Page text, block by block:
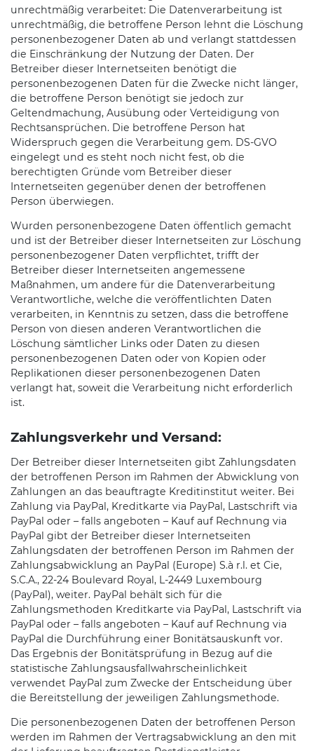
unrechtmäßig verarbeitet: Die Datenverarbeitung ist
unrechtmäßig, die betroffene Person lehnt die Löschung
personenbezogener Daten ab und verlangt stattdessen
die Einschränkung der Nutzung der Daten. Der
Betreiber dieser Internetseiten benötigt die
personenbezogenen Daten für die Zwecke nicht länger,
die betroffene Person benötigt sie jedoch zur
Geltendmachung, Ausübung oder Verteidigung von
Rechtsansprüchen. Die betroffene Person hat
Widerspruch gegen die Verarbeitung gem. DS-GVO
eingelegt und es steht noch nicht fest, ob die
berechtigten Gründe vom Betreiber dieser
Internetseiten gegenüber denen der betroffenen
Person überwiegen.
Wurden personenbezogene Daten öffentlich gemacht
und ist der Betreiber dieser Internetseiten zur Löschung
personenbezogener Daten verpflichtet, trifft der
Betreiber dieser Internetseiten angemessene
Maßnahmen, um andere für die Datenverarbeitung
Verantwortliche, welche die veröffentlichten Daten
verarbeiten, in Kenntnis zu setzen, dass die betroffene
Person von diesen anderen Verantwortlichen die
Löschung sämtlicher Links oder Daten zu diesen
personenbezogenen Daten oder von Kopien oder
Replikationen dieser personenbezogenen Daten
verlangt hat, soweit die Verarbeitung nicht erforderlich
ist.
Zahlungsverkehr und Versand:
Der Betreiber dieser Internetseiten gibt Zahlungsdaten
der betroffenen Person im Rahmen der Abwicklung von
Zahlungen an das beauftragte Kreditinstitut weiter. Bei
Zahlung via PayPal, Kreditkarte via PayPal, Lastschrift via
PayPal oder – falls angeboten – Kauf auf Rechnung via
PayPal gibt der Betreiber dieser Internetseiten
Zahlungsdaten der betroffenen Person im Rahmen der
Zahlungsabwicklung an PayPal (Europe) S.à r.l. et Cie,
S.C.A., 22-24 Boulevard Royal, L-2449 Luxembourg
(PayPal), weiter. PayPal behält sich für die
Zahlungsmethoden Kreditkarte via PayPal, Lastschrift via
PayPal oder – falls angeboten – Kauf auf Rechnung via
PayPal die Durchführung einer Bonitätsauskunft vor.
Das Ergebnis der Bonitätsprüfung in Bezug auf die
statistische Zahlungsausfallwahrscheinlichkeit
verwendet PayPal zum Zwecke der Entscheidung über
die Bereitstellung der jeweiligen Zahlungsmethode.
Die personenbezogenen Daten der betroffenen Person
werden im Rahmen der Vertragsabwicklung an den mit